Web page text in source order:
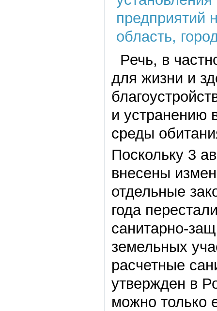
Речь, в
для жизни и
и устранению
среды
Поскольку 3
внесены
отдельные
года
санитарно-
земельных
расчетные
утвержден в
можно только